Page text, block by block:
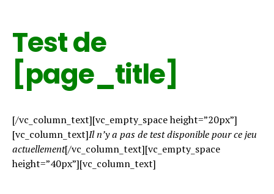
Test de
[page_title]
[/vc_column_text][vc_empty_space height=”20px”]
[vc_column_text]Il n’y a pas de test disponible pour ce jeu
actuellement[/vc_column_text][vc_empty_space
height=”40px”][vc_column_text]